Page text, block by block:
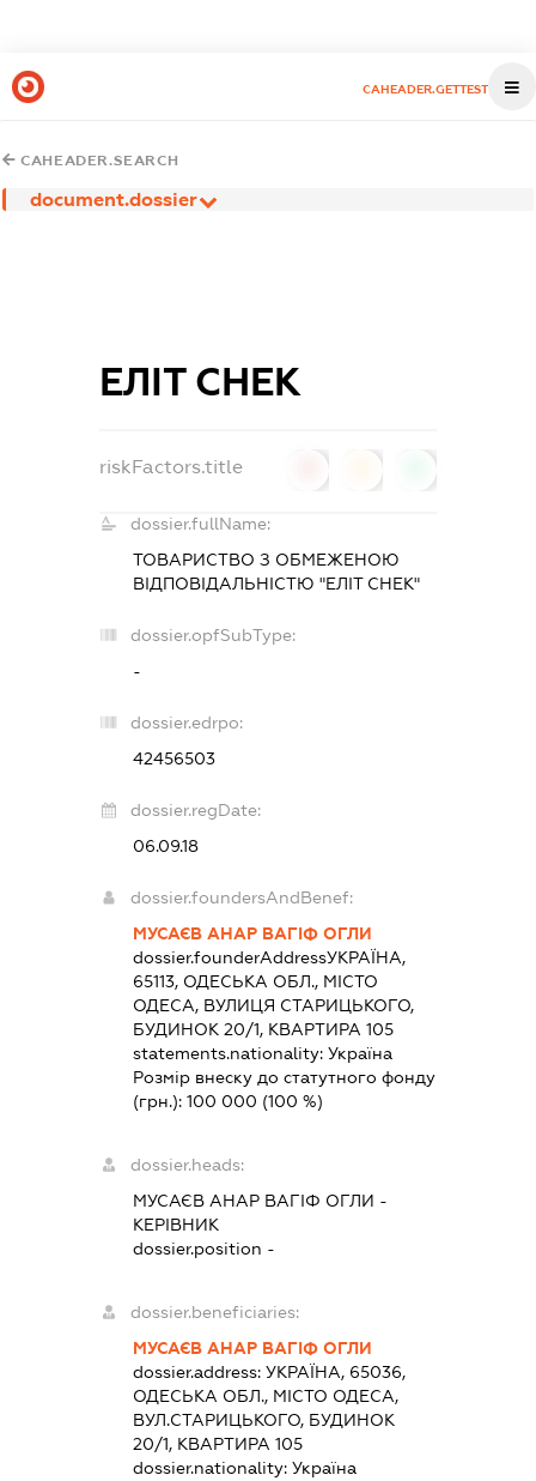
CAHEADER.GETTEST
CAHEADER.SEARCH
document.dossier
ЕЛІТ СНЕК
riskFactors.title
dossier.fullName:
ТОВАРИСТВО З ОБМЕЖЕНОЮ
ВІДПОВІДАЛЬНІСТЮ "ЕЛІТ СНЕК"
dossier.opfSubType:
-
dossier.edrpo:
42456503
dossier.regDate:
06.09.18
dossier.foundersAndBenef:
МУСАЄВ АНАР ВАГІФ ОГЛИ
dossier.founderAddressУКРАЇНА,
65113, ОДЕСЬКА ОБЛ., МІСТО
ОДЕСА, ВУЛИЦЯ СТАРИЦЬКОГО,
БУДИНОК 20/1, КВАРТИРА 105
statements.nationality:Україна
Розмір внеску до статутного фонду
(грн.):100 000 (100 %)
dossier.heads:
МУСАЄВ АНАР ВАГІФ ОГЛИ -
КЕРІВНИК
dossier.position -
dossier.beneficiaries:
МУСАЄВ АНАР ВАГІФ ОГЛИ
dossier.address:УКРАЇНА, 65036,
ОДЕСЬКА ОБЛ., МІСТО ОДЕСА,
ВУЛ.СТАРИЦЬКОГО, БУДИНОК
20/1, КВАРТИРА 105
dossier.nationality:Україна